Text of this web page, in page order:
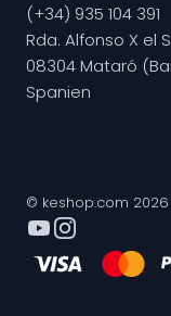
(+34) 935 104 391
Rda. Alfonso X el
08304 Mataró
Spanien
© keshop.com 2026